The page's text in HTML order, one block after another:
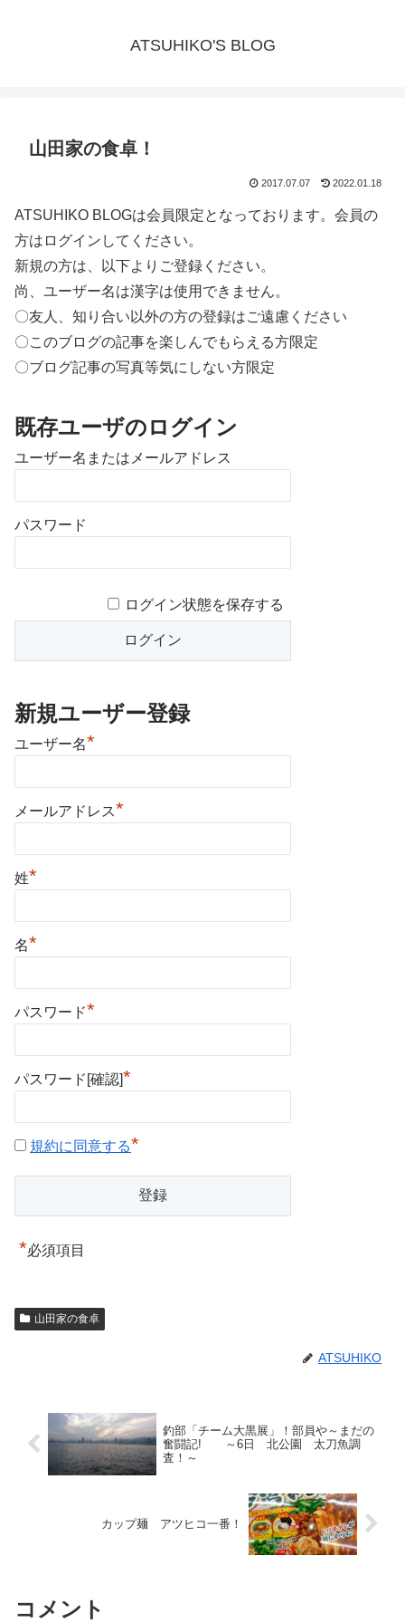
ATSUHIKO'S BLOG
山田家の食卓！
2017.07.07 2022.01.18
ATSUHIKO BLOGは会員限定となっております。会員の
方はログインしてください。
新規の方は、以下よりご登録ください。
尚、ユーザー名は漢字は使用できません。
〇友人、知り合い以外の方の登録はご遠慮ください
〇このブログの記事を楽しんでもらえる方限定
〇ブログ記事の写真等気にしない方限定
既存ユーザのログイン
ユーザー名またはメールアドレス
パスワード
ログイン状態を保存する
新規ユーザー登録
ユーザー名*
メールアドレス*
姓*
名*
パスワード*
パスワード[確認]*
規約に同意する*
*必須項目
山田家の食卓
ATSUHIKO
釣部「チーム大黒展」！部員や～まだの
奮闘記! ～6日 北公園 太刀魚調
査！～
カップ麺 アツヒコ一番！
コメント